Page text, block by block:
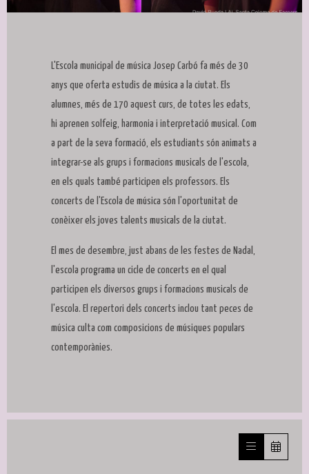
L'Escola municipal de música Josep Carbó fa més de 30
anys que oferta estudis de música a la ciutat. Els
alumnes, més de 170 aquest curs, de totes les edats,
hi aprenen solfeig, harmonia i interpretació musical. Com
a part de la seva formació, els estudiants són animats a
integrar-se als grups i formacions musicals de l'escola,
en els quals també participen els professors. Els
concerts de l'Escola de música són l'oportunitat de
conèixer els joves talents musicals de la ciutat.
El mes de desembre, just abans de les festes de Nadal,
l'escola programa un cicle de concerts en el qual
participen els diversos grups i formacions musicals de
l'escola. El repertori dels concerts inclou tant peces de
música culta com composicions de músiques populars
contemporànies.